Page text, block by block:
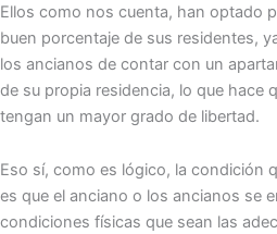
Ellos como nos cuenta, han optado
buen porcentaje de sus residentes,
los ancianos de contar con un
de su propia residencia, lo que hace
tengan un mayor grado de libertad.
Eso sí, como es lógico, la condición
es que el anciano o los ancianos se
condiciones físicas que sean las